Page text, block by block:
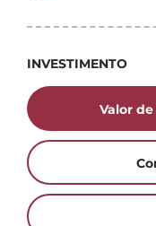
INVESTIMENTO
Valor